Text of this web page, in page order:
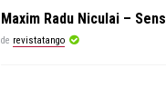
Maxim Radu Niculai – Sens
de revistatango